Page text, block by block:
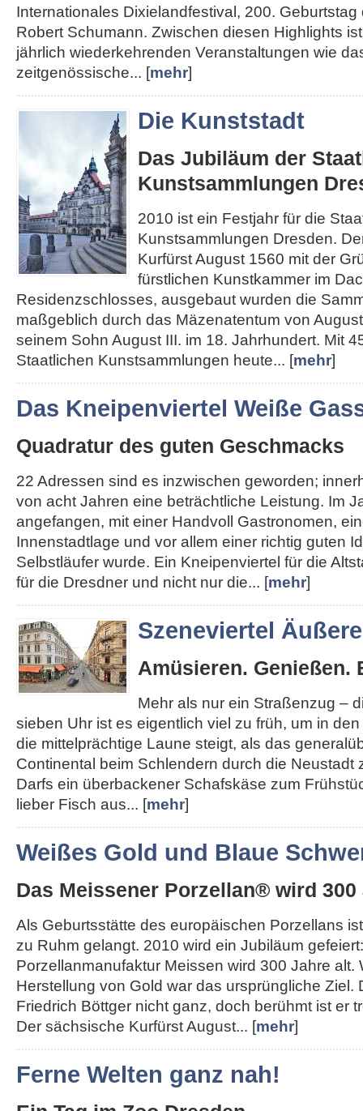
Internationales Dixielandfestival, 200.
Robert Schumann. Zwischen diesen Highlights
jährlich wiederkehrenden Veranstaltungen wie
zeitgenössische... [mehr]
Die Kunststadt
Das Jubiläum der
Kunstsammlungen
2010 ist ein Festjahr für die
Kunstsammlungen Dresden.
Kurfürst August 1560 mit der
fürstlichen Kunstkammer im
Residenzschlosses, ausgebaut wurden die
maßgeblich durch das Mäzenatentum von
seinem Sohn August III. im 18. Jahrhundert. Mit
Staatlichen Kunstsammlungen heute... [mehr]
Das Kneipenviertel Weiße
Quadratur des guten Geschmacks
22 Adressen sind es inzwischen geworden;
von acht Jahren eine beträchtliche Leistung. Im
angefangen, mit einer Handvoll Gastronomen,
Innenstadtlage und vor allem einer richtig guten
Selbstläufer wurde. Ein Kneipenviertel für die
für die Dresdner und nicht nur die... [mehr]
Szeneviertel
Amüsieren. Genießen.
Mehr als nur ein Straßenzug –
sieben Uhr ist es eigentlich viel zu früh, um in
die mittelprächtige Laune steigt, als das
Continental beim Schlendern durch die Neustadt
Darfs ein überbackener Schafskäse zum
lieber Fisch aus... [mehr]
Weißes Gold und Blaue
Das Meissener Porzellan® wird 300
Als Geburtsstätte des europäischen Porzellans
zu Ruhm gelangt. 2010 wird ein Jubiläum
Porzellanmanufaktur Meissen wird 300 Jahre
Herstellung von Gold war das ursprüngliche Ziel.
Friedrich Böttger nicht ganz, doch berühmt ist er
Der sächsische Kurfürst August... [mehr]
Ferne Welten ganz nah!